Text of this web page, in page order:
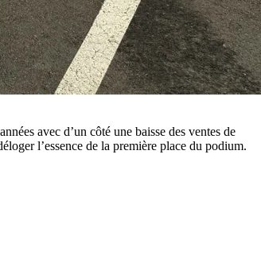
avec d’un côté une baisse des ventes de
l’essence de la première place du podium.